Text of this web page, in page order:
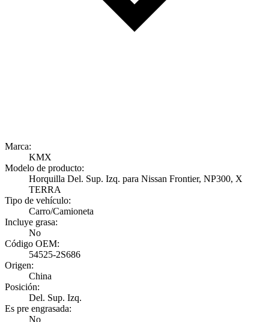
Marca:
KMX
Modelo de producto:
Horquilla Del. Sup. Izq. para Nissan Frontier, NP300, X
TERRA
Tipo de vehículo:
Carro/Camioneta
Incluye grasa:
No
Código OEM:
54525-2S686
Origen:
China
Posición:
Del. Sup. Izq.
Es pre engrasada:
No